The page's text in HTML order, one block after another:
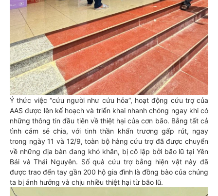
Ý thức việc “cứu người như cứu hỏa”, hoạt động cứu trợ của
AAS được lên kế hoạch và triển khai nhanh chóng ngay khi có
những thông tin đầu tiên về thiệt hại của cơn bão. Bằng tất cả
tình cảm sẻ chia, với tinh thần khẩn trương gấp rút, ngay
trong ngày 11 và 12/9, toàn bộ hàng cứu trợ đã được chuyển
về những địa bàn đang khó khăn, bị cô lập bởi bão lũ tại Yên
Bái và Thái Nguyên. Số quà cứu trợ bằng hiện vật này đã
được trao đến tay gần 200 hộ gia đình là đồng bào của chúng
ta bị ảnh hưởng và chịu nhiều thiệt hại từ bão lũ.